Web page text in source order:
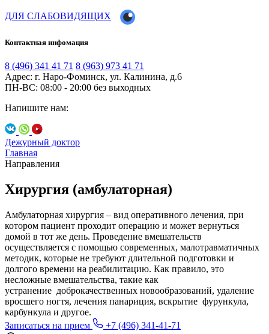
ДЛЯ СЛАБОВИДЯЩИХ
Контактная инфомация
8 (496) 341 41 71 8 (963) 973 41 71
Адрес: г. Наро-Фоминск, ул. Калинина, д.6
ПН-ВС: 08:00 - 20:00 без выходных
Напишите нам:
Дежурный доктор
Главная
Направления
Хирургия (амбулаторная)
Амбулаторная хирургия – вид оперативного лечения, при
котором пациент проходит операцию и может вернуться
домой в тот же день. Проведение вмешательств
осуществляется с помощью современных, малотравматичных
методик, которые не требуют длительной подготовки и
долгого времени на реабилитацию. Как правило, это
несложные вмешательства, такие как
устранение доброкачественных новообразований, удаление
вросшего ногтя, лечения панариция, вскрытие фурункула,
карбункула и другое.
Записаться на прием
+7 (496) 341-41-71